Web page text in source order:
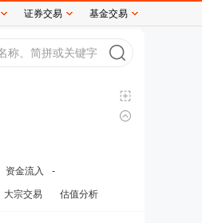
资金流入 -
大宗交易 估值分析
证券交易 基金交易